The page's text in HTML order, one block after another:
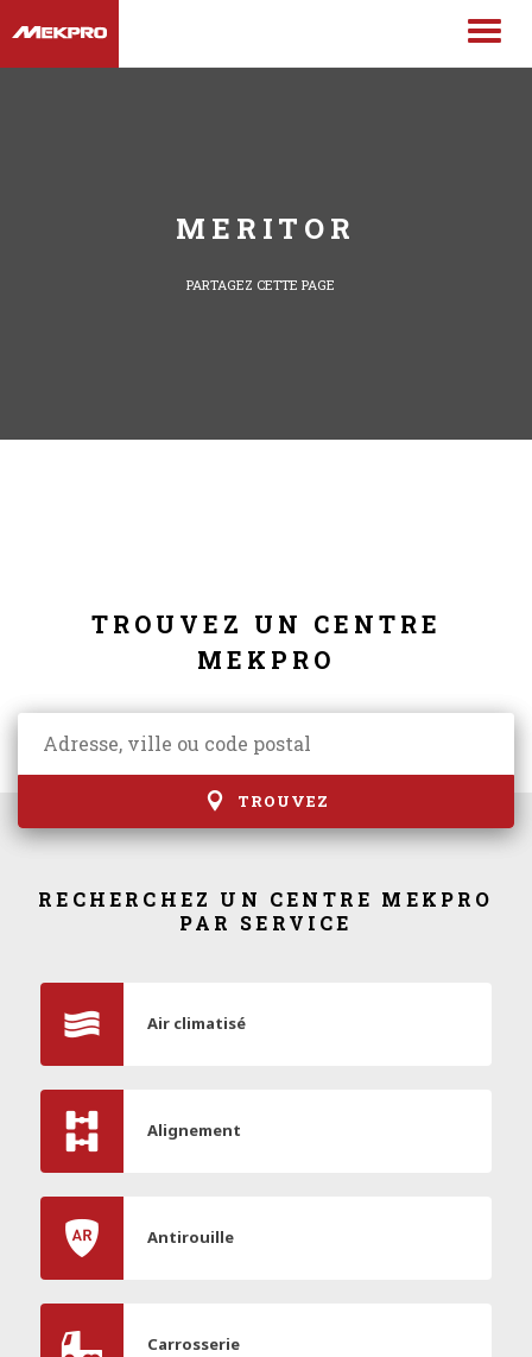
MERITOR
PARTAGEZ CETTE PAGE
TROUVEZ UN CENTRE
MEKPRO
TROUVEZ
RECHERCHEZ UN CENTRE MEKPRO
PAR SERVICE
Air climatisé
Alignement
Antirouille
Carrosserie